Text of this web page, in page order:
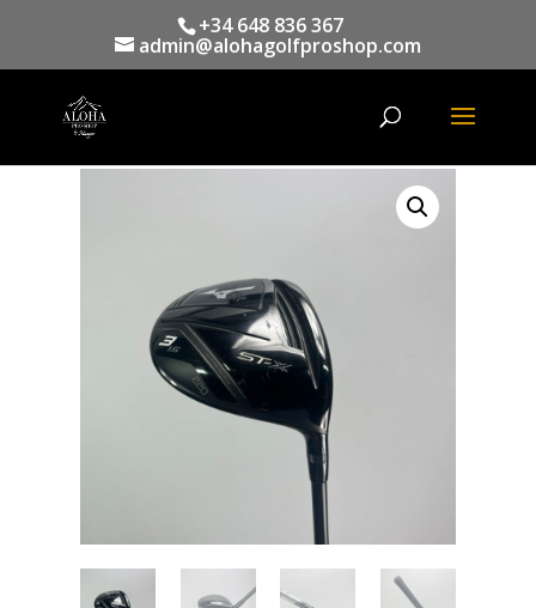
+34 648 836 367
admin@alohagolfproshop.com
productos